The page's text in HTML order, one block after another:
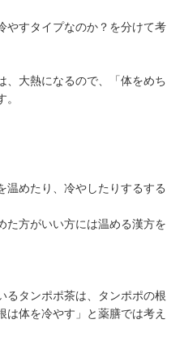
やすタイプなのか？を分けて考
、大熱になるので、「体をめち
温めたり、冷やしたりするする
た方がいい方には温める漢方を
るタンポポ茶は、タンポポの根
は体を冷やす」と薬膳では考え